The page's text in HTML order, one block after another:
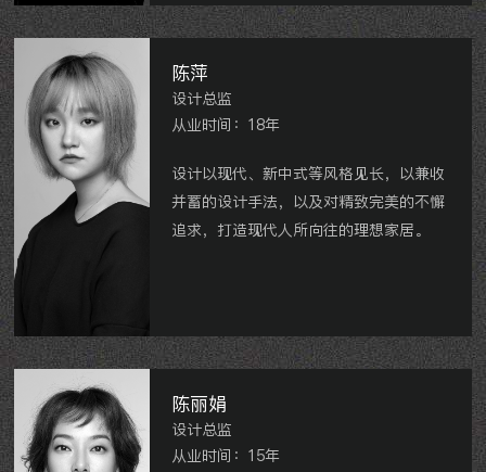
溢澜桥、中海龙城公馆、玉兰广场等。
陈萍
设计总监
从业时间：18年
设计以现代、新中式等风格见长，以兼收
并蓄的设计手法，以及对精致完美的不懈
追求，打造现代人所向往的理想家居。
江·江山名州、高成天鹅湖别墅、星河国
际、弘建一品等。
陈丽娟
设计总监
从业时间：15年